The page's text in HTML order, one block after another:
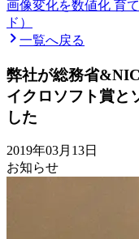
画像変化を数値化 育
ド）
一覧へ戻る
弊社が総務省
イクロソフト賞と
した
2019年03月13日
お知らせ